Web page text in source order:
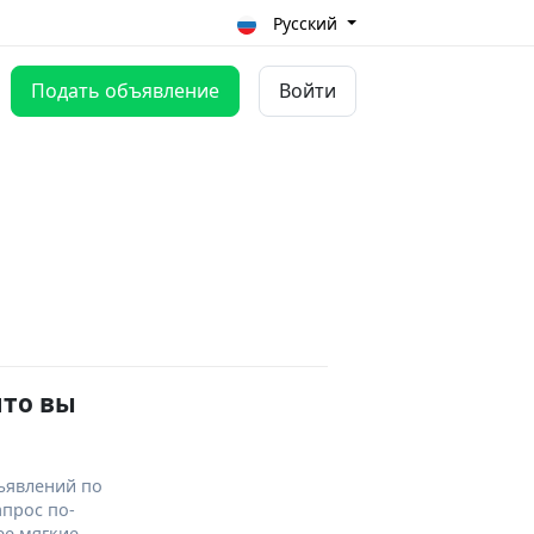
Русский
Подать объявление Войти
вы
по
по-